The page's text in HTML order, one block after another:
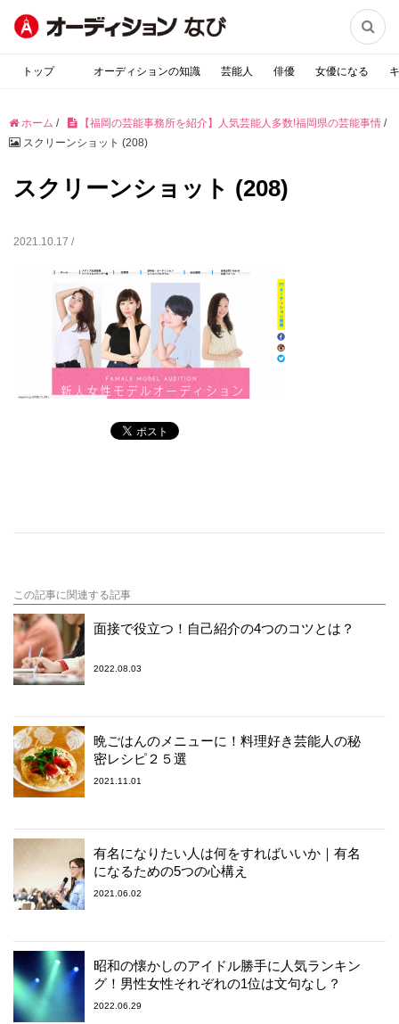

トップ オーディションの知識 芸能人 俳優 女優になる
ホーム / 【福岡の芸能事務所を紹介】人気芸能人多数!福岡県の芸能事情 /
スクリーンショット (208)
スクリーンショット (208)
2021.10.17 /
この記事に関連する記事
面接で役立つ！自己紹介の4つのコツとは？
2022.08.03
晩ごはんのメニューに！料理好き芸能人の秘
密レシピ２５選
2021.11.01
有名になりたい人は何をすればいいか｜有名
になるための5つの心構え
2021.06.02
昭和の懐かしのアイドル勝手に人気ランキン
グ！男性女性それぞれの1位は文句なし？
2022.06.29